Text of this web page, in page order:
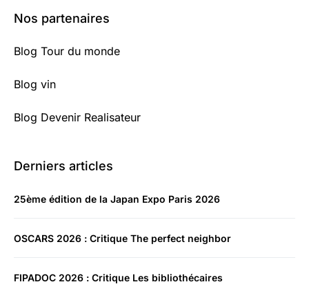
Nos partenaires
Blog Tour du monde
Blog vin
Blog Devenir Realisateur
Derniers articles
25ème édition de la Japan Expo Paris 2026
OSCARS 2026 : Critique The perfect neighbor
FIPADOC 2026 : Critique Les bibliothécaires